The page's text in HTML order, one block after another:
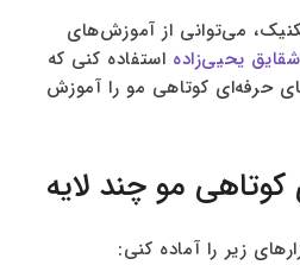
می‌توانی از آموزش‌های
شقایق یحیی‌زاده استفاده کنی که
حرفه‌ای کوتاهی مو را آموزش
کوتاهی مو چند لایه
زیر را آماده کنی: